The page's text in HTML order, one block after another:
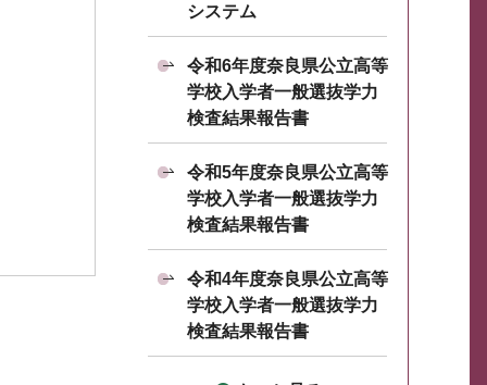
システム
令和6年度奈良県公立高等
学校入学者一般選抜学力
検査結果報告書
令和5年度奈良県公立高等
学校入学者一般選抜学力
検査結果報告書
令和4年度奈良県公立高等
学校入学者一般選抜学力
検査結果報告書